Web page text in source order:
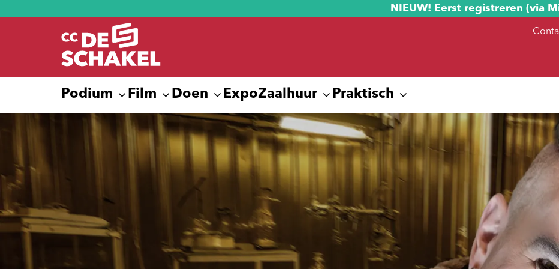
NIEUW! Eerst registreren (via
Podium Film Doen ExpoZaalhuur Praktisch